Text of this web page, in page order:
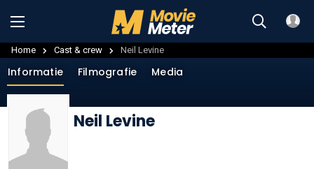
Home Cast & crew Neil Levine
Informatie Filmografie Media
Neil Levine